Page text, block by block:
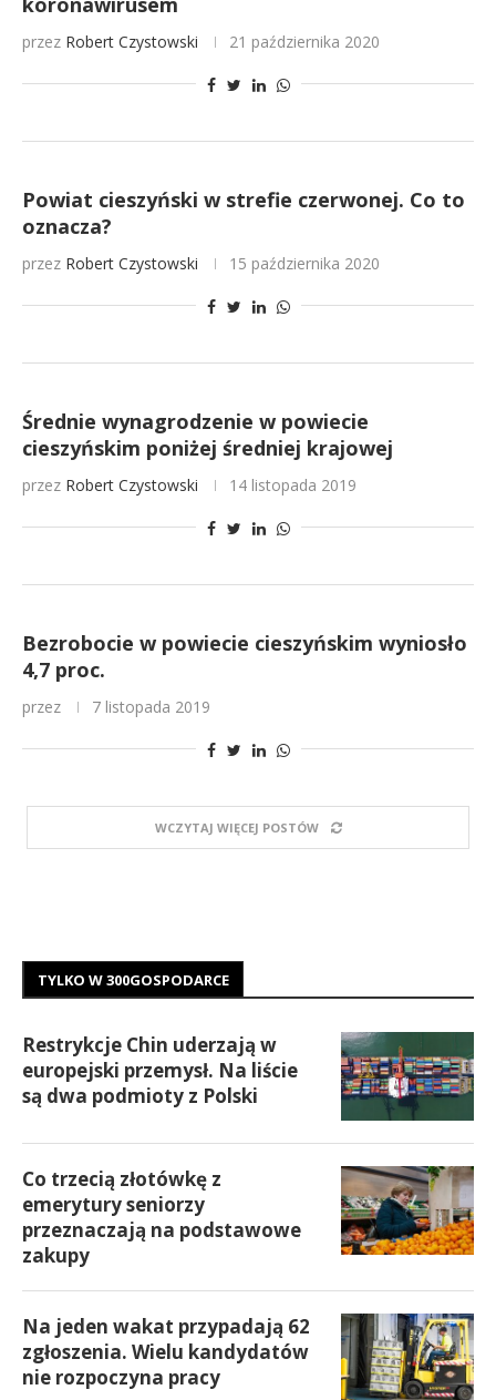
przez Robert Czystowski 21 października 2020
Powiat cieszyński w strefie czerwonej. Co to
oznacza?
przez Robert Czystowski 15 października 2020
Średnie wynagrodzenie w powiecie
cieszyńskim poniżej średniej krajowej
przez Robert Czystowski 14 listopada 2019
Bezrobocie w powiecie cieszyńskim wyniosło
4,7 proc.
przez 7 listopada 2019
WCZYTAJ WIĘCEJ POSTÓW
TYLKO W 300GOSPODARCE
Restrykcje Chin uderzają w
europejski przemysł. Na liście
są dwa podmioty z Polski
Co trzecią złotówkę z
emerytury seniorzy
przeznaczają na podstawowe
zakupy
Na jeden wakat przypadają 62
zgłoszenia. Wielu kandydatów
nie rozpoczyna pracy